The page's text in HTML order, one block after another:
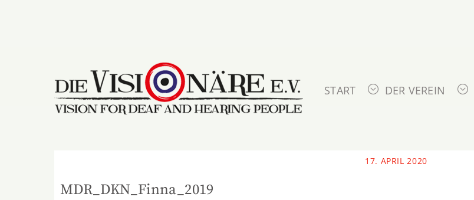
START DER VEREIN
17. APRIL 2020
MDR_DKN_Finna_2019